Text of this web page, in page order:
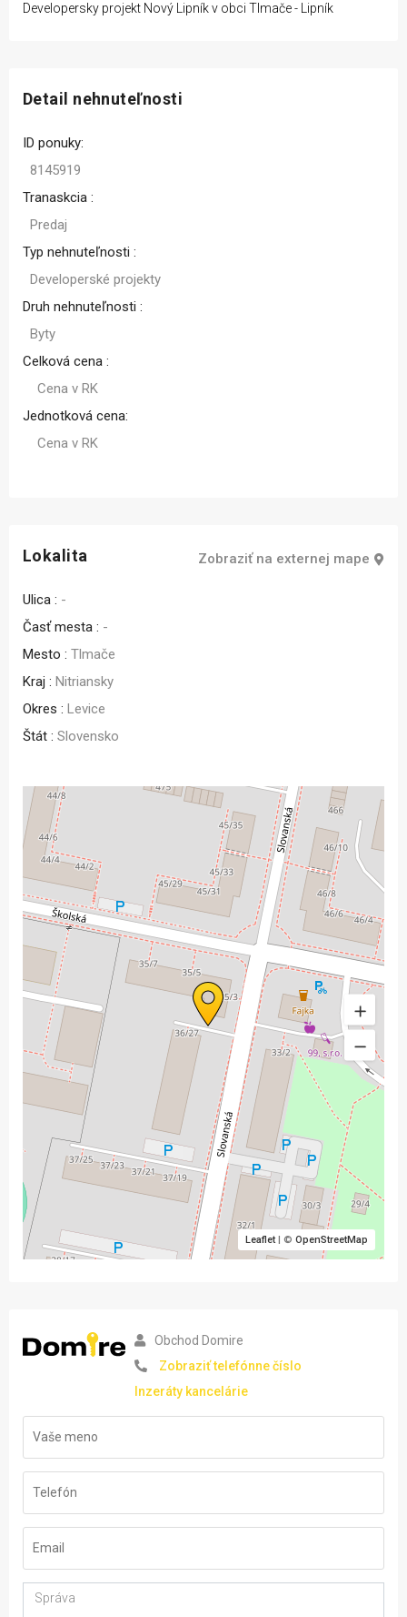
Developersky projekt Nový Lipník v obci Tlmače - Lipník
Detail nehnuteľnosti
ID ponuky:
8145919
Tranaskcia :
Predaj
Typ nehnuteľnosti :
Developerské projekty
Druh nehnuteľnosti :
Byty
Celková cena :
Cena v RK
Jednotková cena:
Cena v RK
Lokalita Zobraziť na externej mape
Ulica : -
Časť mesta : -
Mesto : Tlmače
Kraj : Nitriansky
Okres : Levice
Štát : Slovensko
Leaflet| © OpenStreetMap
Obchod Domire
Zobraziť telefónne číslo
Inzeráty kancelárie